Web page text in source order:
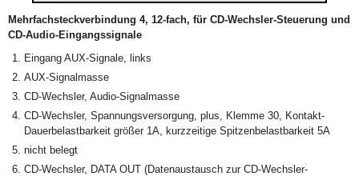
Mehrfachsteckverbindung 4, 12-fach, für CD-Wechsler-Steuerung und
CD-Audio-Eingangssignale
Eingang AUX-Signale, links
AUX-Signalmasse
CD-Wechsler, Audio-Signalmasse
CD-Wechsler, Spannungsversorgung, plus, Klemme 30, Kontakt-
Dauerbelastbarkeit größer 1A, kurzzeitige Spitzenbelastbarkeit 5A
nicht belegt
CD-Wechsler, DATA OUT (Datenaustausch zur CD-Wechsler-